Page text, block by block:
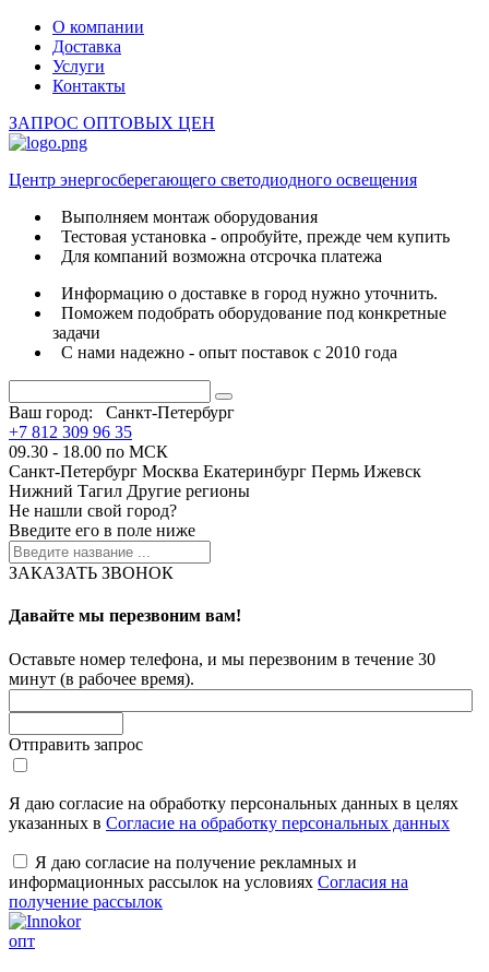
О компании
Доставка
Услуги
Контакты
ЗАПРОС ОПТОВЫХ ЦЕН
Центр энергосберегающего светодиодного освещения
Выполняем монтаж оборудования
Тестовая установка - опробуйте, прежде чем купить
Для компаний возможна отсрочка платежа
Информацию о доставке в город нужно уточнить.
Поможем подобрать оборудование под конкретные
задачи
С нами надежно - опыт поставок с 2010 года
Ваш город:
Санкт-Петербург
+7 812 309 96 35
09.30 - 18.00 по МСК
Санкт-Петербург Москва Екатеринбург Пермь Ижевск
Нижний Тагил Другие регионы
Не нашли свой город?
Введите его в поле ниже
ЗАКАЗАТЬ ЗВОНОК
Давайте мы перезвоним вам!
Оставьте номер телефона, и мы перезвоним в течение 30
минут (в рабочее время).
Отправить запрос
Я даю согласие на обработку персональных данных в целях
указанных в Согласие на обработку персональных данных
Я даю согласие на получение рекламных и
информационных рассылок на условиях Согласия на
получение рассылок
опт